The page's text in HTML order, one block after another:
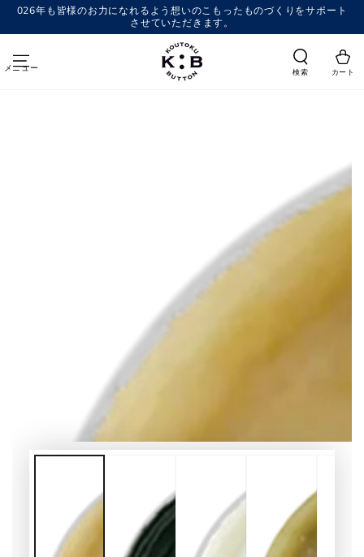
コンテンツにスキッ
026年も皆様のお力になれるよう想いのこもったものづくりをサポート
させていただきます。
メニュー 検索 カート